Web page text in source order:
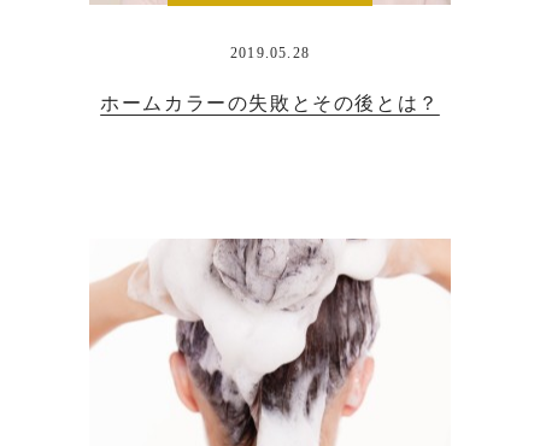
2019.05.28
ホームカラーの失敗とその後とは？